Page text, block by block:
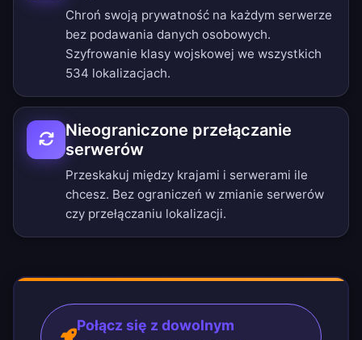
Chroń swoją prywatność na każdym serwerze
bez podawania danych osobowych.
Szyfrowanie klasy wojskowej we wszystkich
534 lokalizacjach.
Nieograniczone przełączanie
serwerów
Przeskakuj między krajami i serwerami ile
chcesz. Bez ograniczeń w zmianie serwerów
czy przełączaniu lokalizacji.
Połącz się z dowolnym